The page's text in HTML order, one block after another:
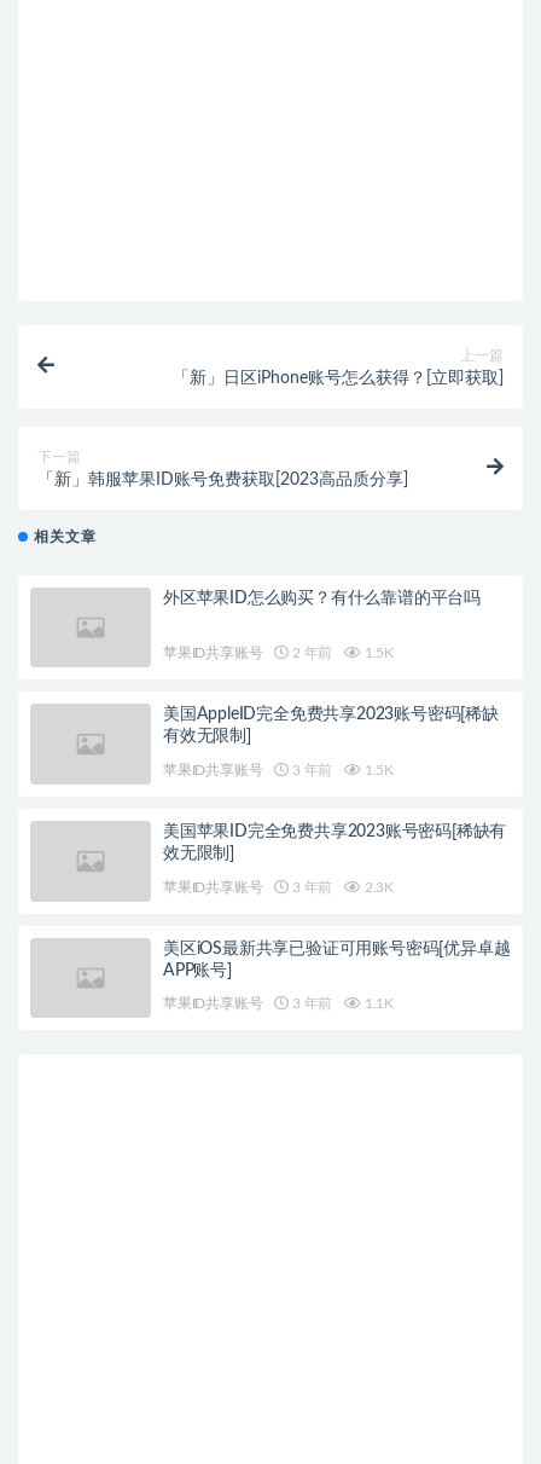
上一篇
「新」日区iPhone账号怎么获得？[立即获取]
下一篇
「新」韩服苹果ID账号免费获取[2023高品质分享]
相关文章
外区苹果ID怎么购买？有什么靠谱的平台吗
苹果ID共享账号 2 年前 1.5K
美国AppleID完全免费共享2023账号密码[稀缺
有效无限制]
苹果ID共享账号 3 年前 1.5K
美国苹果ID完全免费共享2023账号密码[稀缺有
效无限制]
苹果ID共享账号 3 年前 2.3K
美区iOS最新共享已验证可用账号密码[优异卓越
APP账号]
苹果ID共享账号 3 年前 1.1K